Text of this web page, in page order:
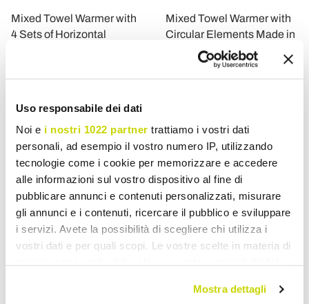
Uso responsabile dei dati
Noi e i nostri 1022 partner trattiamo i vostri dati
personali, ad esempio il vostro numero IP, utilizzando
tecnologie come i cookie per memorizzare e accedere
alle informazioni sul vostro dispositivo al fine di
pubblicare annunci e contenuti personalizzati, misurare
gli annunci e i contenuti, ricercare il pubblico e sviluppare
i servizi. Avete la possibilità di scegliere chi utilizza i
vostri dati e per quali scopi. Le vostre scelte in materia di
modificare o revocare il proprio consenso in qualsiasi
Mostra dettagli
Mixed Towel Warmer with
4 Sets of Horizontal
Mixed Towel Warmer with
Circular Elements Made in
Italy - Strawberry
VIADURINI RADIATORS